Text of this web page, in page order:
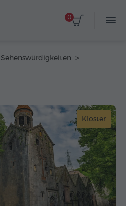
0
Sehenswürdigkeiten
Kloster